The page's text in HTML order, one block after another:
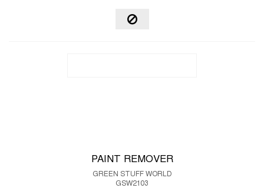
PAINT REMOVER
GREEN STUFF WORLD
GSW2103